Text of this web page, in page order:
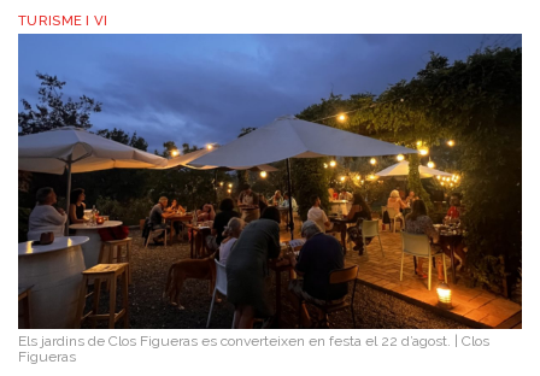
TURISME I VI
Els jardins de Clos Figueras es converteixen en festa el 22 d’agost.
Clos
Figueras